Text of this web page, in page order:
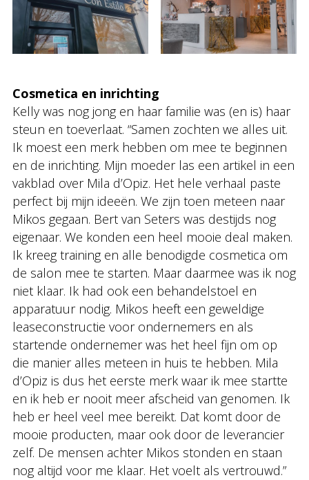
Cosmetica en inrichting
Kelly was nog jong en haar familie was (en is) haar
steun en toeverlaat. “Samen zochten we alles uit.
Ik moest een merk hebben om mee te beginnen
en de inrichting. Mijn moeder las een artikel in een
vakblad over Mila d’Opiz. Het hele verhaal paste
perfect bij mijn ideeën. We zijn toen meteen naar
Mikos gegaan. Bert van Seters was destijds nog
eigenaar. We konden een heel mooie deal maken.
Ik kreeg training en alle benodigde cosmetica om
de salon mee te starten. Maar daarmee was ik nog
niet klaar. Ik had ook een behandelstoel en
apparatuur nodig. Mikos heeft een geweldige
leaseconstructie voor ondernemers en als
startende ondernemer was het heel fijn om op
die manier alles meteen in huis te hebben. Mila
d’Opiz is dus het eerste merk waar ik mee startte
en ik heb er nooit meer afscheid van genomen. Ik
heb er heel veel mee bereikt. Dat komt door de
mooie producten, maar ook door de leverancier
zelf. De mensen achter Mikos stonden en staan
nog altijd voor me klaar. Het voelt als vertrouwd.”